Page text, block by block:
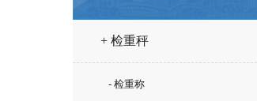
+ 检重秤
- 检重称